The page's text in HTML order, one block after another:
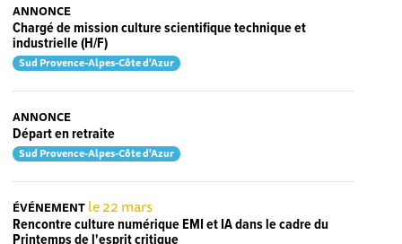
ANNONCE
Chargé de mission culture scientifique technique et
industrielle (H/F)
Sud Provence-Alpes-Côte d'Azur
ANNONCE
Départ en retraite
Sud Provence-Alpes-Côte d'Azur
ÉVÉNEMENT le 22 mars
Rencontre culture numérique EMI et IA dans le cadre du
Printemps de l'esprit critique